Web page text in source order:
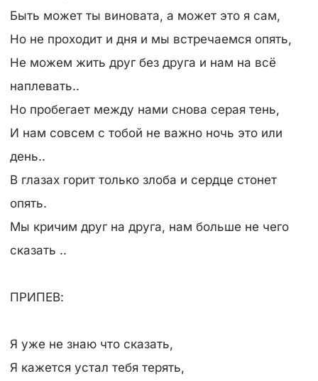
Быть может ты виновата, а может это я сам,
Но не проходит и дня и мы встречаемся опять,
Не можем жить друг без друга и нам на всё
наплевать..
Но пробегает между нами снова серая тень,
И нам совсем с тобой не важно ночь это или
день..
В глазах горит только злоба и сердце стонет
опять.
Мы кричим друг на друга, нам больше не чего
сказать ..
ПРИПЕВ:
Я уже не знаю что сказать,
Я кажется устал тебя терять,